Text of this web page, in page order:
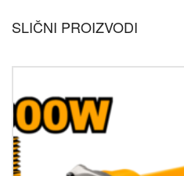
SLIČNI PROIZVODI